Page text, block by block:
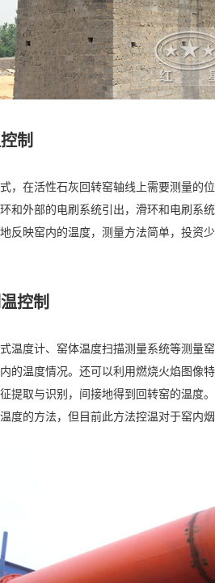
制
，在活性石灰回转窑轴线上需要测量的
和外部的电刷系统引出，滑环和电刷系
反映窑内的温度，测量方法简单，投资
控制
温度计、窑体温度扫描测量系统等测量
的温度情况。还可以利用燃烧火焰图像
提取与识别，间接地得到回转窑的温度
度的方法，但目前此方法控温对于窑内